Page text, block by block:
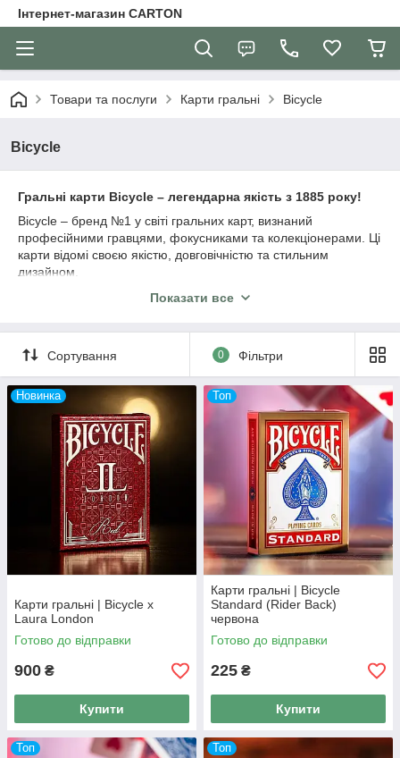
Інтернет-магазин CARTON
Товари та послуги Карти гральні Bicycle
Bicycle
Гральні карти Bicycle – легендарна якість з 1885 року!
Bicycle – бренд №1 у світі гральних карт, визнаний
професійними гравцями, фокусниками та колекціонерами. Ці
карти відомі своєю якістю, довговічністю та стильним
дизайном.
Фірмове покриття Air-Cushion® – ідеальне ковзання та
🔹Преміальний картон– зносостійкість і довговічність.
🔹Різноманіття дизайнів
– класичні, колекційні та тематичні
колоди.
🔹Екологічність– друк рослинними чорнилами,
перероблювані матеріали.
Виготовлено в США
– традиції та якість, перевірені
Обирайте свою ідеальну колоду Bicycle і насолоджуйтеся
грою на найвищому рівні!
Показати все
Сортування 0 Фільтри
Новинка
Карти гральні | Bicycle x
Laura London
Готово до відправки
900 ₴
Купити
Топ
Карти гральні | Bicycle
Standard (Rider Back)
червона
Готово до відправки
225 ₴
Купити
Топ Топ